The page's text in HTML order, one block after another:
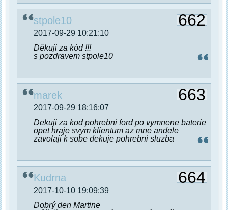
662
stpole10
2017-09-29 10:21:10
Děkuji za kód !!!
s pozdravem stpole10
663
marek
2017-09-29 18:16:07
Dekuji za kod pohrebni ford po vymnene baterie
opet hraje svym klientum az mne andele
zavolaji k sobe dekuje pohrebni sluzba
664
Kudrna
2017-10-10 19:09:39
Dobrý den Martine